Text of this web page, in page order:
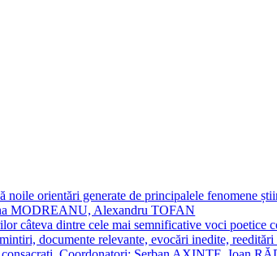
noile orientări generate de principalele fenomene
MODREANU, Alexandru TOFAN
câteva dintre cele mai semnificative voci
documente relevante, evocări inedite,